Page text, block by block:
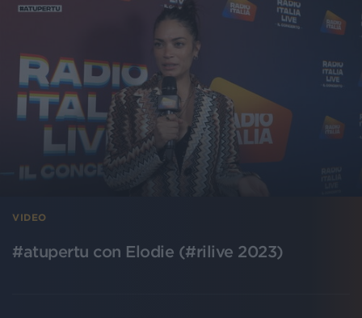
VIDEO
#atupertu con Elodie (#rilive 2023)